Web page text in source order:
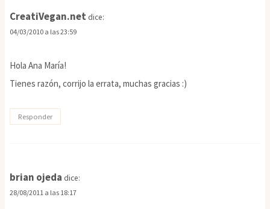
CreatiVegan.net dice:
04/03/2010 a las 23:59
Hola Ana María!
Tienes razón, corrijo la errata, muchas gracias :)
Responder
brian ojeda dice:
28/08/2011 a las 18:17